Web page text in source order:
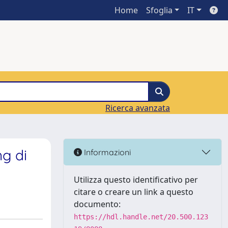
Home Sfoglia IT
Ricerca avanzata
di
Informazioni
Utilizza questo identificativo per
citare o creare un link a questo
documento:
https://hdl.handle.net/20.500.123